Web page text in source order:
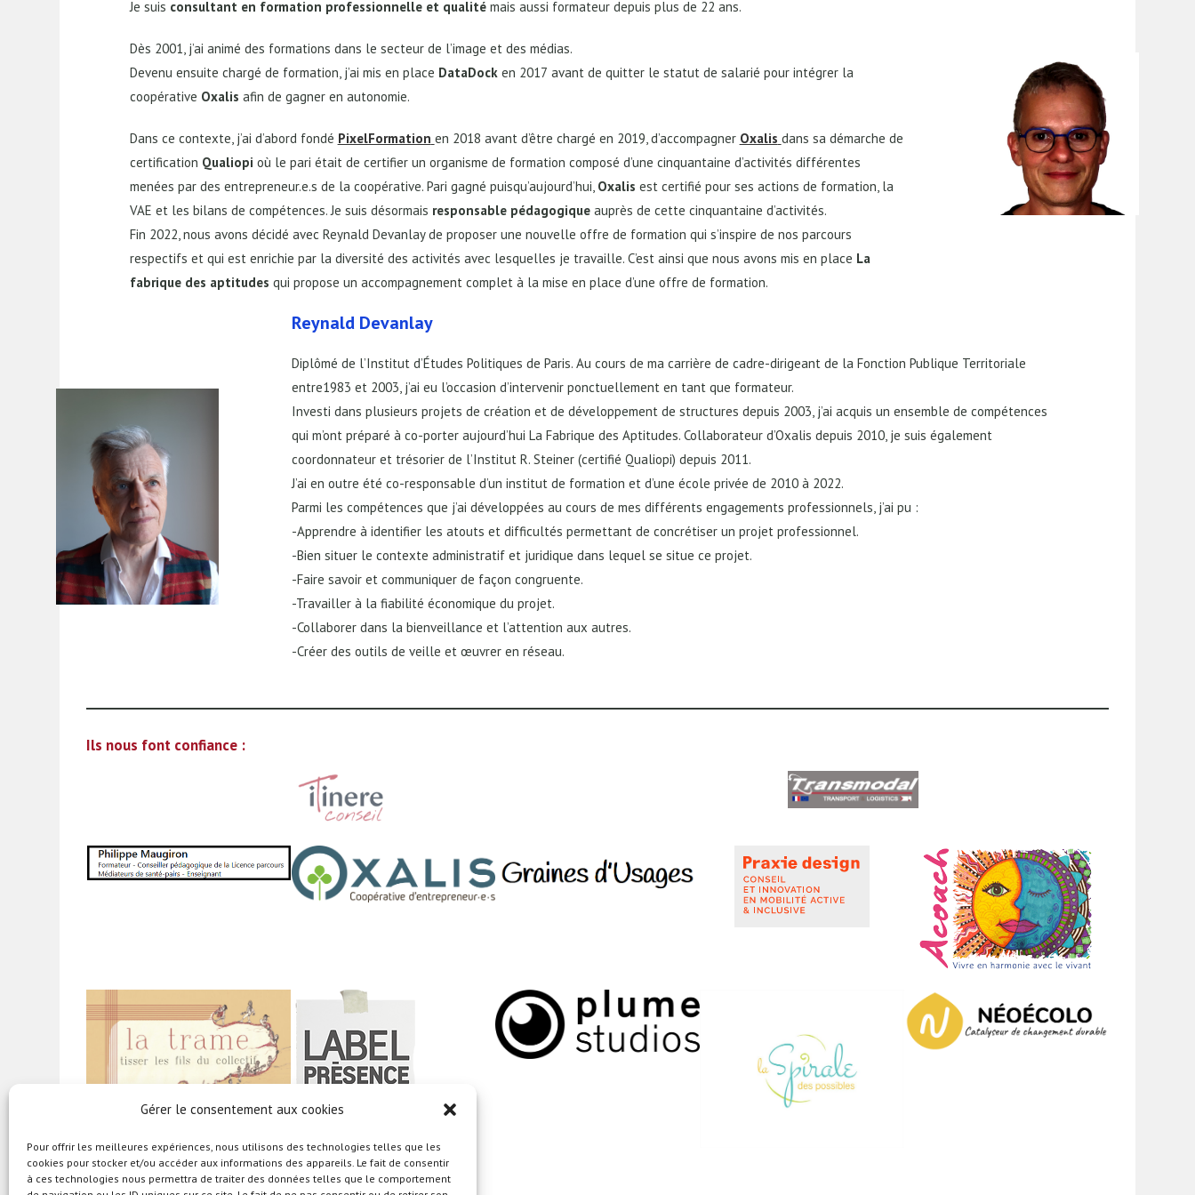
Gérer le consentement aux cookies
Pour offrir les meilleures expériences, nous utilisons des technologies telles que les
cookies pour stocker et/ou accéder aux informations des appareils. Le fait de consentir
à ces technologies nous permettra de traiter des données telles que le comportement
Je suis consultant en formation professionnelle et qualitémais aussi formateur depuis plus de 22 ans.
Dès 2001, j’ai animé des formations dans le secteur de l’image et des médias.
Devenu ensuite chargé de formation, j’ai mis en place DataDocken 2017 avant de quitter le statut de salarié pour intégrer la
coopérative Oxalis afin de gagner en autonomie.
Dans ce contexte, j’ai d’abord fondé PixelFormation en 2018 avant d’être chargé en 2019, d’accompagner Oxalis dans sa démarche de
certification Qualiopi où le pari était de certifier un organisme de formation composé d’une cinquantaine d’activités différentes
menées par des entrepreneur.e.s de la coopérative. Pari gagné puisqu’aujourd’hui, Oxalis est certifié pour ses actions de formation, la
VAE et les bilans de compétences. Je suis désormais responsable pédagogique auprès de cette cinquantaine d’activités.
Fin 2022, nous avons décidé avec Reynald Devanlay de proposer une nouvelle offre de formation qui s’inspire de nos parcours
respectifs et qui est enrichie par la diversité des activités avec lesquelles je travaille. C’est ainsi que nous avons mis en place La
fabrique des aptitudes qui propose un accompagnement complet à la mise en place d’une offre de formation.
Reynald Devanlay
Diplômé de l’Institut d’Études Politiques de Paris. Au cours de ma carrière de cadre-dirigeant de la Fonction Publique Territoriale
entre1983 et 2003, j’ai eu l’occasion d’intervenir ponctuellement en tant que formateur.
Investi dans plusieurs projets de création et de développement de structures depuis 2003, j’ai acquis un ensemble de compétences
qui m’ont préparé à co-porter aujourd’hui La Fabrique des Aptitudes. Collaborateur d’Oxalis depuis 2010, je suis également
coordonnateur et trésorier de l’Institut R. Steiner (certifié Qualiopi) depuis 2011.
J’ai en outre été co-responsable d’un institut de formation et d’une école privée de 2010 à 2022.
Parmi les compétences que j’ai développées au cours de mes différents engagements professionnels, j’ai pu :
-Apprendre à identifier les atouts et difficultés permettant de concrétiser un projet professionnel.
-Bien situer le contexte administratif et juridique dans lequel se situe ce projet.
-Faire savoir et communiquer de façon congruente.
-Travailler à la fiabilité économique du projet.
-Collaborer dans la bienveillance et l’attention aux autres.
-Créer des outils de veille et œuvrer en réseau.
Ils nous font confiance :